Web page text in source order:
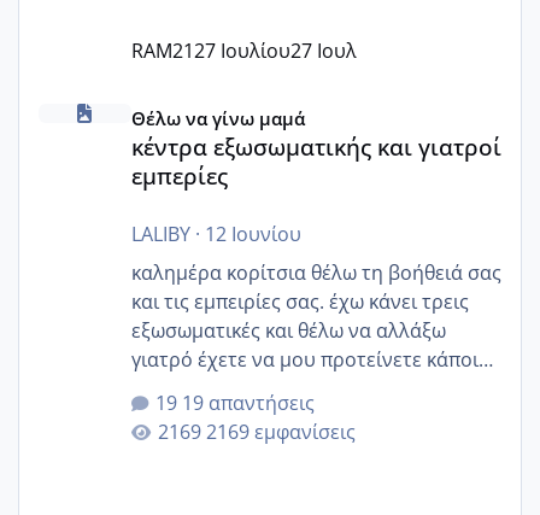
RAM2127 Ιουλίου27 Ιουλ
κέντρα εξωσωματικής και γιατροί εμπερίες
Θέλω να γίνω μαμά
κέντρα εξωσωματικής και γιατροί
εμπερίες
LALIBY· 12 Ιουνίου
καλημέρα κορίτσια θέλω τη βοήθειά σας
και τις εμπειρίες σας. έχω κάνει τρεις
εξωσωματικές και θέλω να αλλάξω
γιατρό έχετε να μου προτείνετε κάποιον
που μείνατε ευχαριστημένες και είχατε
επιιτυχία? έκανα στο υγεία με τον
ζερβομανωλάκη (δεν το εψαξε καθόλου
19 απαντήσεις
2169 εμφανίσεις